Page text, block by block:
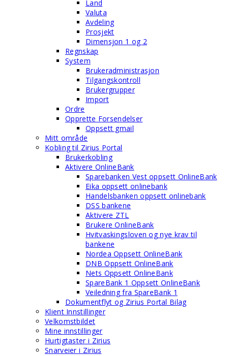
Land
Valuta
Avdeling
Prosjekt
Dimensjon 1 og 2
Regnskap
System
Brukeradministrasjon
Tilgangskontroll
Brukergrupper
Import
Ordre
Opprette Forsendelser
Oppsett gmail
Mitt område
Kobling til Zirius Portal
Brukerkobling
Aktivere OnlineBank
Sparebanken Vest oppsett OnlineBank
Eika oppsett onlinebank
Handelsbanken oppsett onlinebank
DSS bankene
Aktivere ZTL
Brukere OnlineBank
Hvitvaskingsloven og nye krav til
bankene
Nordea Oppsett OnlineBank
DNB Oppsett OnlineBank
Nets Oppsett OnlineBank
SpareBank 1 Oppsett OnlineBank
Veiledning fra SpareBank 1
Dokumentflyt og Zirius Portal Bilag
Klient Innstillinger
Velkomstbildet
Mine innstillinger
Hurtigtaster i Zirius
Snarveier i Zirius